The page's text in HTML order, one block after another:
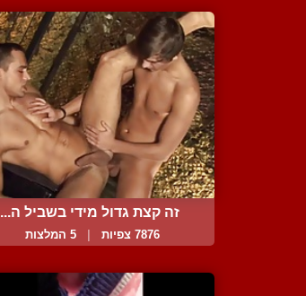
זה קצת גדול מידי בשביל ה...
7876 צפיות 5 המלצות